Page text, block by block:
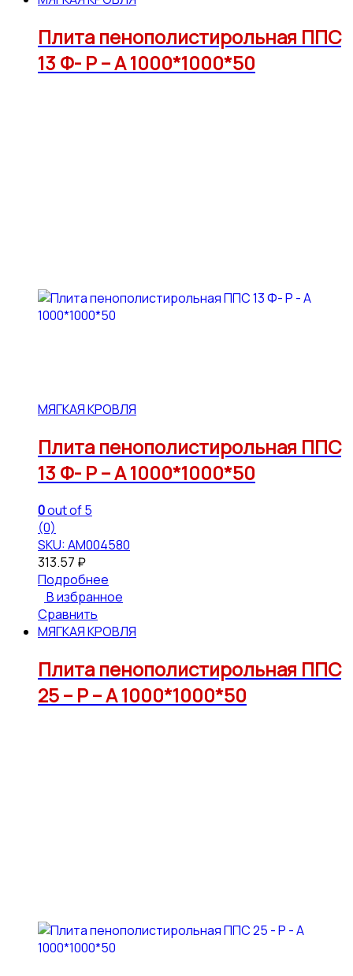
Плита пенополистирольная ППС
13 Ф- Р – А 1000*1000*50
МЯГКАЯ КРОВЛЯ
Плита пенополистирольная ППС
13 Ф- Р – А 1000*1000*50
0out of 5
(0)
SKU: АМ004580
313.57 ₽
Подробнее
В избранное
Сравнить
МЯГКАЯ КРОВЛЯ
Плита пенополистирольная ППС
25 – Р – А 1000*1000*50